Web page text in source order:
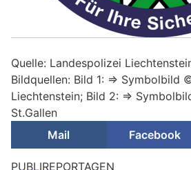
Quelle: Landespolizei
Bildquellen: Bild 1: => Symbolbild
Liechtenstein; Bild 2: =>
St.Gallen
Mail
Facebook
PUBLIREPORTAGEN